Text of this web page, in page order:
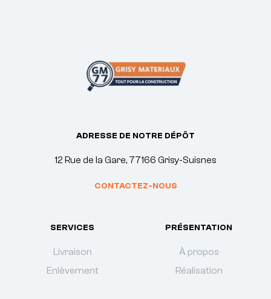
ADRESSE DE NOTRE DÉPÔT
12 Rue de la Gare, 77166 Grisy-Suisnes
CONTACTEZ-NOUS
SERVICES
Livraison
Enlèvement
PRÉSENTATION
À propos
Réalisation